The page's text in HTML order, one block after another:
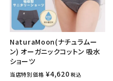
NaturaMoon(ナチュラムー
ン) オーガニックコットン 吸水
ショーツ
当店特別価格 ¥4,620 税込